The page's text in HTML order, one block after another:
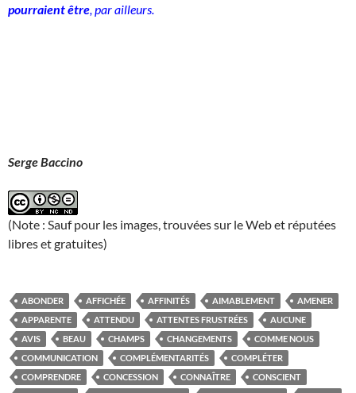
pourraient être , par ailleurs.
Serge Baccino
(Note : Sauf pour les images, trouvées sur le Web et réputées
libres et gratuites)
ABONDER AFFICHÉE AFFINITÉS AIMABLEMENT
AMENER
APPARENTE
ATTENDU ATTENTES FRUSTRÉES
AUCUNE
AVIS
BEAU CHAMPS CHANGEMENTS
COMME NOUS
COMMUNICATION
COMPLÉMENTARITÉS
COMPLÉTER
COMPRENDRE
CONCESSION CONNAÎTRE
CONSCIENT